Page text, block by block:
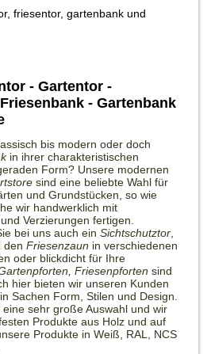
- Gartentor -
- Gartenbank
bis modern oder doch
in ihrer charakteristischen
Form? Unsere modernen
sind eine beliebte Wahl für
und Grundstücken, so wie
wir handwerklich mit
Verzierungen fertigen.
bei uns auch einSichtschutztor
denFriesenzaun in verschiedenen
oder blickdicht für Ihre
Friesenpforten sind
hier bieten wir unseren Kunden
Sachen Form, Stilen und Design.
sehr große Auswahl und wir
Produkte aus Holz und auf
Produkte in Weiß, RAL, NCS